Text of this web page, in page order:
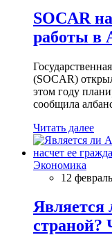
SOCAR
работы в
(SOCAR)
этом году
сообщила
Читать далее
Экономика
12
Является
страной?